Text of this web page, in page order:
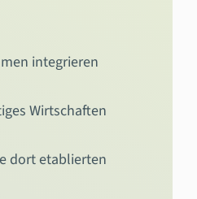
integrieren
Wirtschaften
dort etablierten